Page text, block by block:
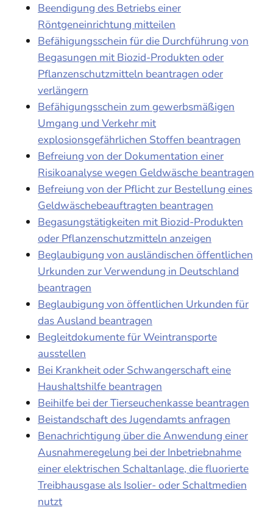
Beendigung des Betriebs einer
Röntgeneinrichtung mitteilen
Befähigungsschein für die Durchführung von
Begasungen mit Biozid-Produkten oder
Pflanzenschutzmitteln beantragen oder
verlängern
Befähigungsschein zum gewerbsmäßigen
Umgang und Verkehr mit
explosionsgefährlichen Stoffen beantragen
Befreiung von der Dokumentation einer
Risikoanalyse wegen Geldwäsche beantragen
Befreiung von der Pflicht zur Bestellung eines
Geldwäschebeauftragten beantragen
Begasungstätigkeiten mit Biozid-Produkten
oder Pflanzenschutzmitteln anzeigen
Beglaubigung von ausländischen öffentlichen
Urkunden zur Verwendung in Deutschland
beantragen
Beglaubigung von öffentlichen Urkunden für
das Ausland beantragen
Begleitdokumente für Weintransporte
ausstellen
Bei Krankheit oder Schwangerschaft eine
Haushaltshilfe beantragen
Beihilfe bei der Tierseuchenkasse beantragen
Beistandschaft des Jugendamts anfragen
Benachrichtigung über die Anwendung einer
Ausnahmeregelung bei der Inbetriebnahme
einer elektrischen Schaltanlage, die fluorierte
Treibhausgase als Isolier- oder Schaltmedien
nutzt